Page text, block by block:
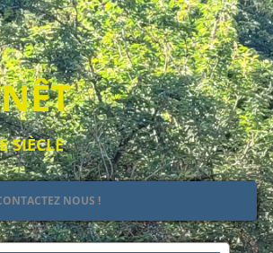
SIÈCLE
NOUS !